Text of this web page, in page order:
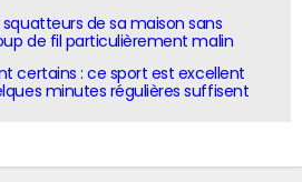
squatteurs de sa maison sans
de fil particulièrement malin
certains : ce sport est excellent
minutes régulières suffisent